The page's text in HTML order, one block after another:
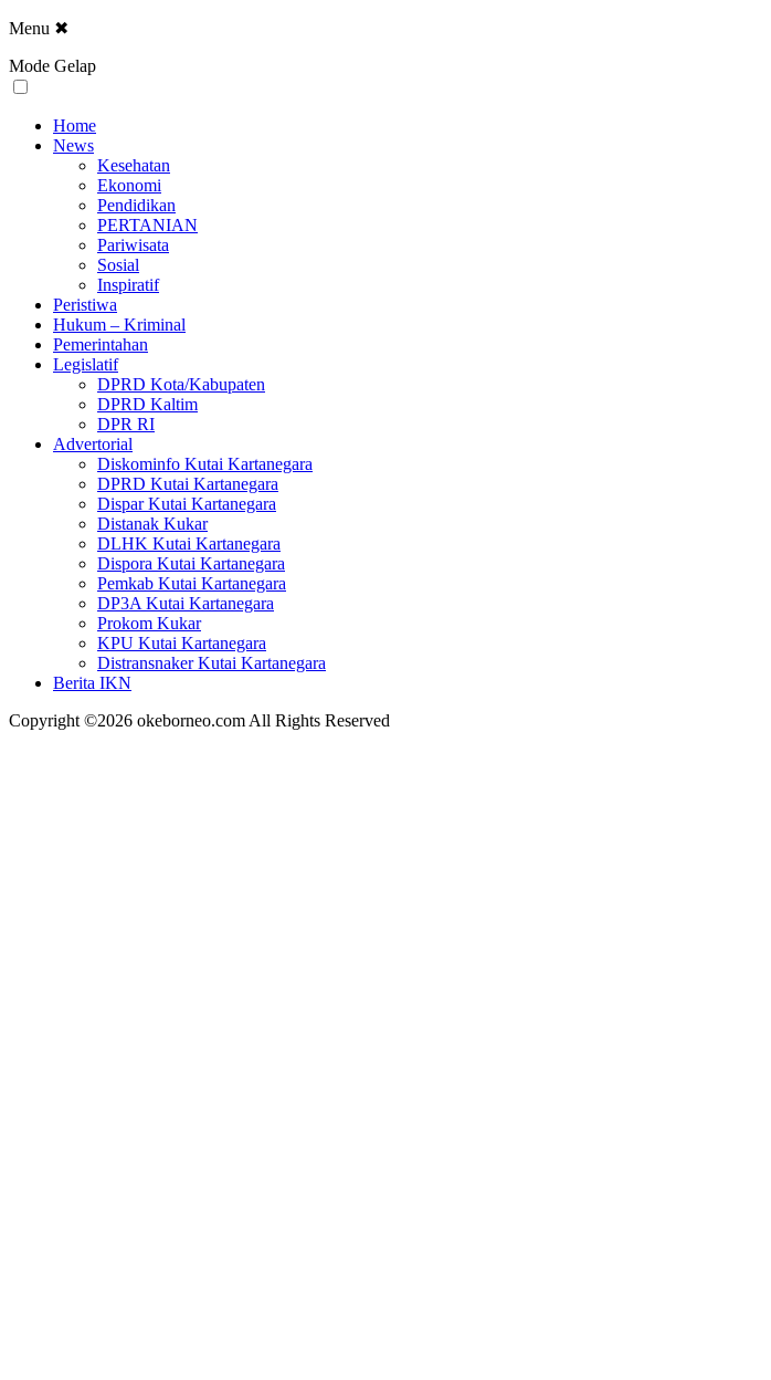
Menu ✖
Mode Gelap
Home
News
Kesehatan
Ekonomi
Pendidikan
PERTANIAN
Pariwisata
Sosial
Inspiratif
Peristiwa
Hukum – Kriminal
Pemerintahan
Legislatif
DPRD Kota/Kabupaten
DPRD Kaltim
DPR RI
Advertorial
Diskominfo Kutai Kartanegara
DPRD Kutai Kartanegara
Dispar Kutai Kartanegara
Distanak Kukar
DLHK Kutai Kartanegara
Dispora Kutai Kartanegara
Pemkab Kutai Kartanegara
DP3A Kutai Kartanegara
Prokom Kukar
KPU Kutai Kartanegara
Distransnaker Kutai Kartanegara
Berita IKN
Copyright ©2026 okeborneo.com All Rights Reserved